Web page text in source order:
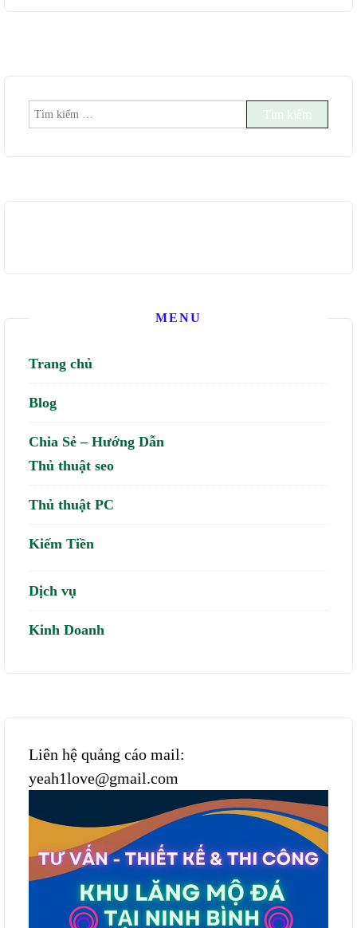
Tìm
MENU
Trang chủ
Blog
Chia Sẻ – Hướng Dẫn
Thủ thuật seo
Thủ thuật PC
Kiếm Tiền
Dịch vụ
Kinh Doanh
Liên hệ quảng cáo mail:
yeah1love@gmail.com